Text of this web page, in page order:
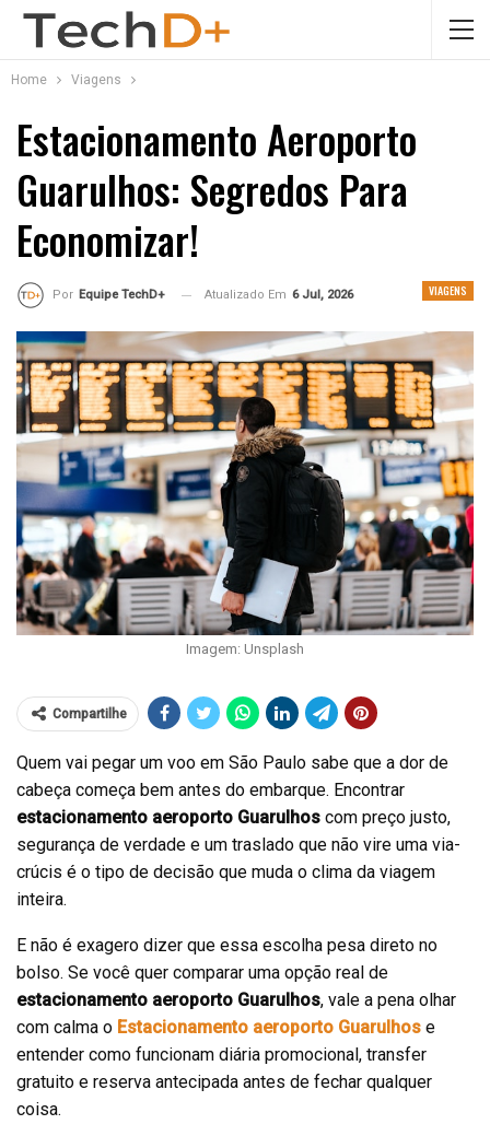
Home Viagens
Estacionamento Aeroporto
Guarulhos: Segredos Para
Economizar!
VIAGENS
Por Equipe TechD+ Atualizado Em 6 Jul, 2026
Imagem: Unsplash
Compartilhe
Quem vai pegar um voo em São Paulo sabe que a dor de
cabeça começa bem antes do embarque. Encontrar
estacionamento aeroporto Guarulhos com preço justo,
segurança de verdade e um traslado que não vire uma via-
crúcis é o tipo de decisão que muda o clima da viagem
inteira.
E não é exagero dizer que essa escolha pesa direto no
bolso. Se você quer comparar uma opção real de
estacionamento aeroporto Guarulhos, vale a pena olhar
com calma o Estacionamento aeroporto Guarulhos e
entender como funcionam diária promocional, transfer
gratuito e reserva antecipada antes de fechar qualquer
coisa.